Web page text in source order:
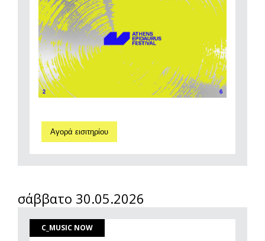
Αγορά εισιτηρίου
σάββατο 30.05.2026
C_MUSIC NOW